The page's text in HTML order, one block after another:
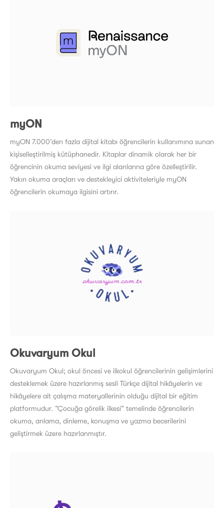
myON
myON 7.000’den fazla dijital kitabı öğrencilerin kullanımına sunan
kişiselleştirilmiş kütüphanedir. Kitaplar dinamik olarak her bir
öğrencinin okuma seviyesi ve ilgi alanlarına göre özelleştirilir.
Yakın okuma araçları ve destekleyici aktiviteleriyle myON
öğrencilerin okumaya ilgisini artırır.
Okuvaryum Okul
Okuvaryum Okul; okul öncesi ve ilkokul öğrencilerinin gelişimlerini
desteklemek üzere hazırlanmış sesli Türkçe dijital hikâyelerin ve
hikâyelere ait çalışma materyallerinin olduğu dijital bir eğitim
platformudur. “Çocuğa görelik ilkesi” temelinde öğrencilerin
okuma, anlama, dinleme, konuşma ve yazma becerilerini
geliştirmek üzere hazırlanmıştır.